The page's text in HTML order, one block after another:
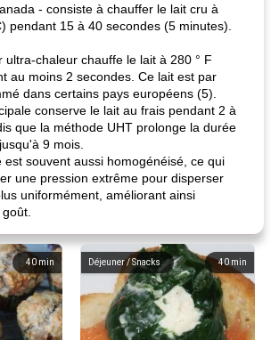
- consiste à chauffer le lait cru à
pendant 15 à 40 secondes (5 minutes).
ultra-chaleur chauffe le lait à 280 ° F
au moins 2 secondes. Ce lait est par
dans certains pays européens (5).
conserve le lait au frais pendant 2 à
que la méthode UHT prolonge la durée
9 mois.
est souvent aussi homogénéisé, ce qui
une pression extrême pour disperser
uniformément, améliorant ainsi
40 min 40 min
Déjeuner / Snacks